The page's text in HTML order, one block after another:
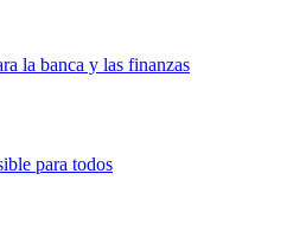
la banca y las finanzas
para todos